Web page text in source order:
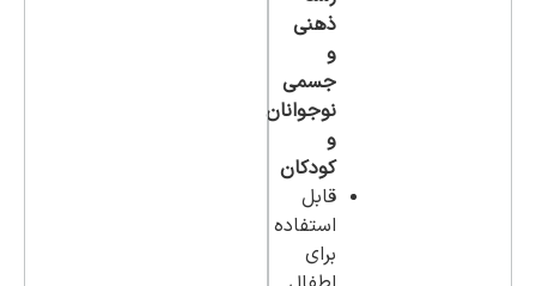
ذهنی
و
جسمی
نوجوانان
و
کودکان
قابل
استفاده
برای